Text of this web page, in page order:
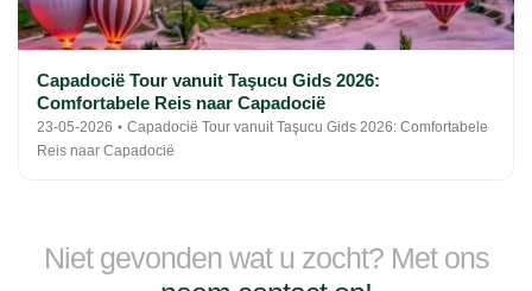
Capadocië Tour vanuit Taşucu Gids 2026:
Comfortabele Reis naar Capadocië
23-05-2026
Capadocië Tour vanuit Taşucu Gids 2026: Comfortabele
Reis naar Capadocië
Niet gevonden wat u zocht? Met ons